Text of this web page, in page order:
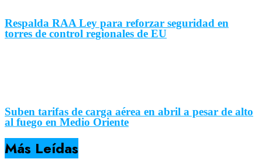
Respalda RAA Ley para reforzar seguridad en
torres de control regionales de EU
Suben tarifas de carga aérea en abril a pesar de alto
al fuego en Medio Oriente
Más Leídas